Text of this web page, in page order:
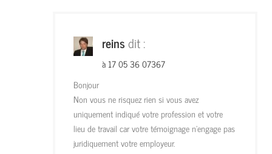
reinsdit :
à 17 05 36 07367
Bonjour
Non vous ne risquez rien si vous avez
uniquement indiqué votre profession et votre
lieu de travail car votre témoignage n’engage pas
juridiquement votre employeur.